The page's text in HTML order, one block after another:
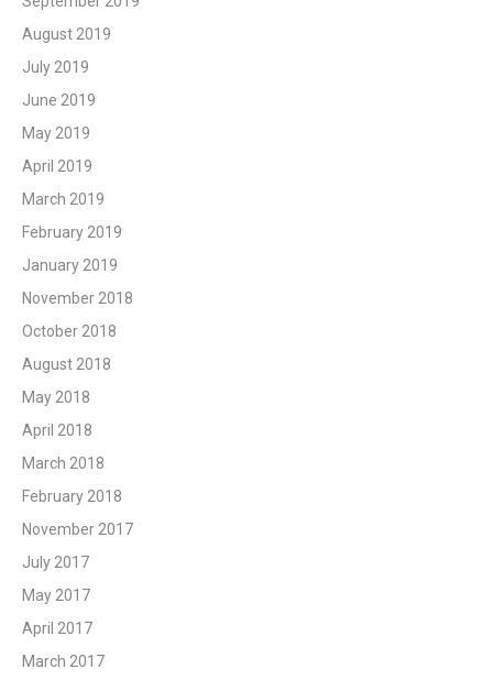
August 2019
July 2019
June 2019
May 2019
April 2019
March 2019
February 2019
January 2019
November 2018
October 2018
August 2018
May 2018
April 2018
March 2018
February 2018
November 2017
July 2017
May 2017
April 2017
March 2017